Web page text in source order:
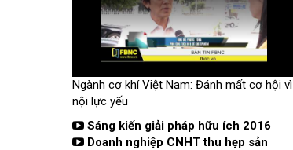
Ngành cơ khí Việt Nam: Đánh mất cơ hội vì
nội lực yếu
Sáng kiến giải pháp hữu ích 2016
Doanh nghiệp CNHT thu hẹp sản